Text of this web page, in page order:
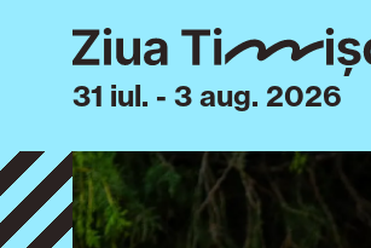
31 iul. - 3 aug. 2026